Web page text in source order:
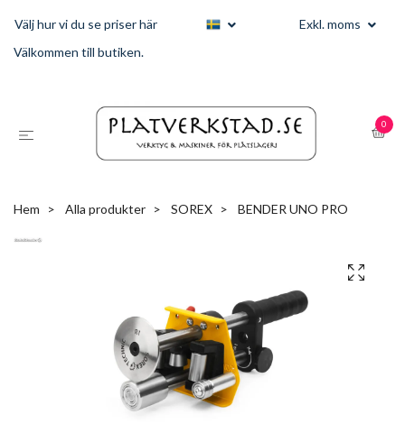
Välj hur vi du se priser här
Exkl. moms
Välkommen till butiken.
0
Hem Alla produkter SOREX BENDER UNO PRO